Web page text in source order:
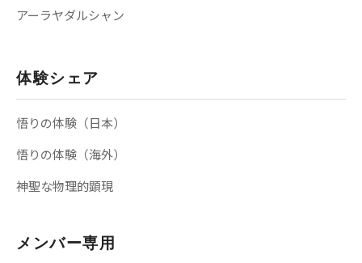
アーラヤダルシャン
体験シェア
悟りの体験（日本）
悟りの体験（海外）
神聖な物理的顕現
メンバー専用